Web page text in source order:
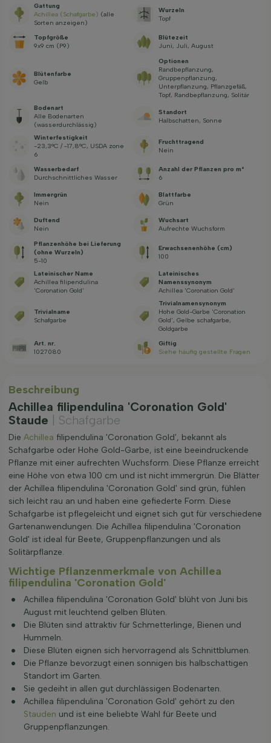
Gattung
Achillea (Schafgarbe) (alle
Sorten anzeigen)
Wurzeln
Topf
Topfgröße
9x9 cm (P9)
Blütezeit
Juni, Juli, August
Blütenfarbe
Gelb
Optionen
Randbepflanzung,
Gruppenpflanzung,
Unterpflanzung, Pflanzgefäß,
Topf, Randbepflanzung, Solitär
Bodenart
Alle Bodenarten
(wasserdurchlässig)
Standort
Halbschatten, Sonne
Winterfestigkeit
-23,3°C / -17,8°C, USDA zone
6
Fruchttragend
Nein
Wasserbedarf
Durchschnittliches Wasser
Anzahl der Pflanzen pro m²
6
Immergrün
Nein
Blattfarbe
Grün
Duftend
Nein
Wuchsart
Aufrechte Wuchsform
Pflanzenhöhe bei Lieferung
(ohne Wurzeln)
5-10
Erwachsenenhöhe (cm)
100
Lateinischer Name
Achillea filipendulina
'Coronation Gold'
Lateinisches
Namenssynonym
Achillea 'Coronation Gold'
Trivialname
Schafgarbe
Trivialnamensynonym
Hohe Gold-Garbe 'Coronation
Gold', Gelbe schafgarbe,
Goldgarbe
Art. nr.
1027080
Giftig
Siehe häufig gestellte Fragen
Beschreibung
Achillea filipendulina 'Coronation Gold'
Staude
| Schafgarbe
Die Achillea filipendulina 'Coronation Gold', bekannt als
Schafgarbe oder Hohe Gold-Garbe, ist eine beeindruckende
Pflanze mit einer aufrechten Wuchsform. Diese Pflanze erreicht
eine Höhe von etwa 100 cm und ist nicht immergrün. Die Blätter
der Achillea filipendulina 'Coronation Gold' sind grün, fühlen
sich leicht rau an und haben eine gefiederte Form. Diese
Schafgarbe ist pflegeleicht und eignet sich gut für verschiedene
Gartenanwendungen. Die Achillea filipendulina 'Coronation
Gold' ist ideal für Beete, Gruppenpflanzungen und als
Solitärpflanze.
Wichtige Pflanzenmerkmale von Achillea
filipendulina 'Coronation Gold'
Achillea filipendulina 'Coronation Gold' blüht von Juni bis
August mit leuchtend gelben Blüten.
Die Blüten sind attraktiv für Schmetterlinge, Bienen und
Hummeln.
Diese Blüten eignen sich hervorragend als Schnittblumen.
Die Pflanze bevorzugt einen sonnigen bis halbschattigen
Standort im Garten.
Sie gedeiht in allen gut durchlässigen Bodenarten.
Achillea filipendulina 'Coronation Gold' gehört zu den
Stauden und ist eine beliebte Wahl für Beete und
Gruppenpflanzungen.